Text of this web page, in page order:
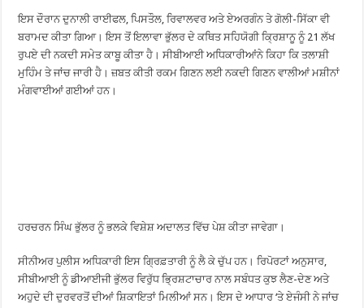
ਇਸ ਦੌਰਾਨ ਦੁਨਾਲੀ ਰਾਈਫਲ, ਪਿਸਤੌਲ, ਰਿਵਾਲਵਰ ਅਤੇ ਏਅਰਗੰਨ ਤੇ ਗੋਲੀ-ਸਿੱਕਾ ਵੀ
ਬਰਾਮਦ ਕੀਤਾ ਗਿਆ। ਇਸ ਤੋਂ ਇਲਾਵਾ ਭੁੱਲਰ ਦੇ ਕਥਿਤ ਸਹਿਯੋਗੀ ਕ੍ਰਿਸ਼ਾਨੂ ਨੂੰ 21 ਲੱਖ
ਰੁਪਏ ਦੀ ਨਕਦੀ ਸਮੇਤ ਕਾਬੂ ਕੀਤਾ ਹੈ। ਸੀਬੀਆਈ ਅਧਿਕਾਰੀਆਂਨੇ ਕਿਹਾ ਕਿ ਤਲਾਸ਼ੀ
ਮੁਹਿੰਮ ਤੇ ਜਾਂਚ ਜਾਰੀ ਹੈ। ਜ਼ਬਤ ਕੀਤੀ ਰਕਮ ਗਿਣਨ ਲਈ ਨਕਦੀ ਗਿਣਨ ਵਾਲੀਆਂ ਮਸ਼ੀਨਾਂ
ਮੰਗਵਾਈਆਂ ਗਈਆਂ ਹਨ।
ਹਰਚਰਨ ਸਿੰਘ ਭੁੱਲਰ ਨੂੰ ਭਲਕੇ ਵਿਸ਼ੇਸ਼ ਅਦਾਲਤ ਵਿੱਚ ਪੇਸ਼ ਕੀਤਾ ਜਾਵੇਗਾ।
ਸੀਨੀਅਰ ਪੁਲੀਸ ਅਧਿਕਾਰੀ ਇਸ ਗ੍ਰਿਫ਼ਤਾਰੀ ਨੂੰ ਲੈ ਕੇ ਚੁੱਪ ਹਨ। ਰਿਪੋਰਟਾਂ ਅਨੁਸਾਰ,
ਸੀਬੀਆਈ ਨੂੰ ਡੀਆਈਜੀ ਭੁੱਲਰ ਵਿਰੁੱਧ ਭ੍ਰਿਸ਼ਟਾਚਾਰ ਨਾਲ ਸਬੰਧਤ ਕੁਝ ਲੈਣ-ਦੇਣ ਅਤੇ
ਅਹੁਦੇ ਦੀ ਦੁਰਵਰਤੋਂ ਦੀਆਂ ਸ਼ਿਕਾਇਤਾਂ ਮਿਲੀਆਂ ਸਨ। ਇਸ ਦੇ ਆਧਾਰ ‘ਤੇ ਏਜੰਸੀ ਨੇ ਜਾਂਚ